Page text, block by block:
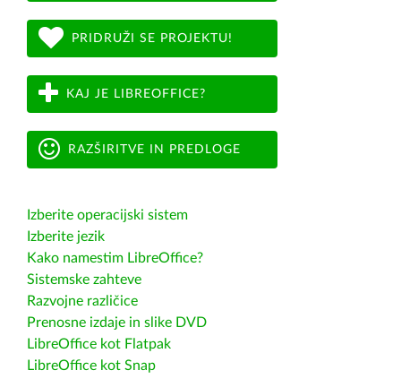
PRIDRUŽI SE PROJEKTU!
KAJ JE LIBREOFFICE?
RAZŠIRITVE IN PREDLOGE
Izberite operacijski sistem
Izberite jezik
Kako namestim LibreOffice?
Sistemske zahteve
Razvojne različice
Prenosne izdaje in slike DVD
LibreOffice kot Flatpak
LibreOffice kot Snap